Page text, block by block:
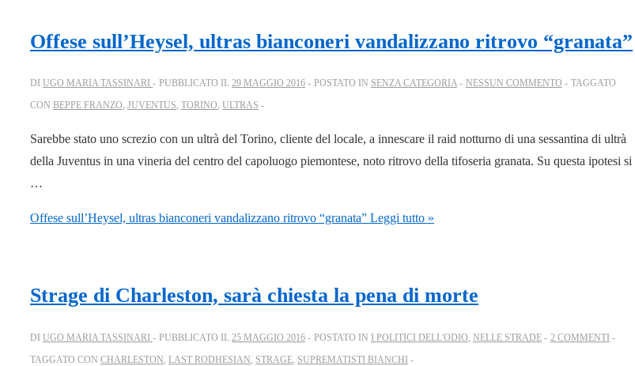
Offese sull’Heysel, ultras bianconeri vandalizzano ritrovo “granata”
DI UGO MARIA TASSINARI PUBBLICATO IL 29 MAGGIO 2016 POSTATO IN SENZA CATEGORIA NESSUN COMMENTO
TAGGATO
CON BEPPE FRANZO, JUVENTUS, TORINO, ULTRAS
Sarebbe stato uno screzio con un ultrà del Torino, cliente del locale, a innescare il raid notturno di una sessantina di ultrà
della Juventus in una vineria del centro del capoluogo piemontese, noto ritrovo della tifoseria granata. Su questa ipotesi si
…
Offese sull’Heysel, ultras bianconeri vandalizzano ritrovo “granata” Leggi tutto »
Strage di Charleston, sarà chiesta la pena di morte
DI UGO MARIA TASSINARI PUBBLICATO IL 25 MAGGIO 2016 POSTATO IN I POLITICI DELL'ODIO NELLE STRADE
2 COMMENTI
TAGGATO CON CHARLESTON LAST RODHESIAN STRAGE SUPREMATISTI BIANCHI